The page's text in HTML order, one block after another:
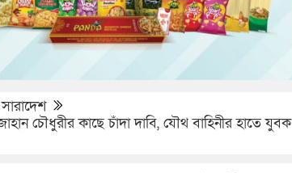
সারাদেশ
চৌধুরীর কাছে চাঁদা দাবি, যৌথ বাহিনীর হাতে যুবক